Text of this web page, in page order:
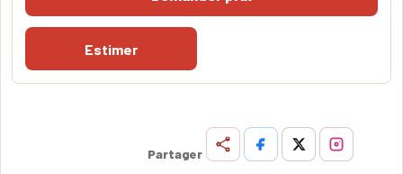
Estimer
Partager